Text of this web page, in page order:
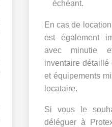
échéant.
En cas de
est également
avec minutie
inventaire détaillé
et équipements
locataire.
Si vous le
déléguer à